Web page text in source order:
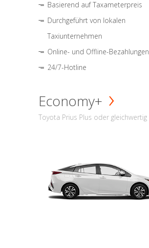
Basierend auf Taxameterpreis
Durchgeführt von lokalen
Taxiunternehmen
Online- und Offline-Bezahlungen
24/7-Hotline
Economy+
Toyota Prius Plus oder gleichwertig